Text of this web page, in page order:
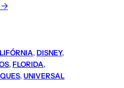
→:
(Peru):
roteiro
completo
, DISNEY
, FLORIDA
, UNIVERSAL